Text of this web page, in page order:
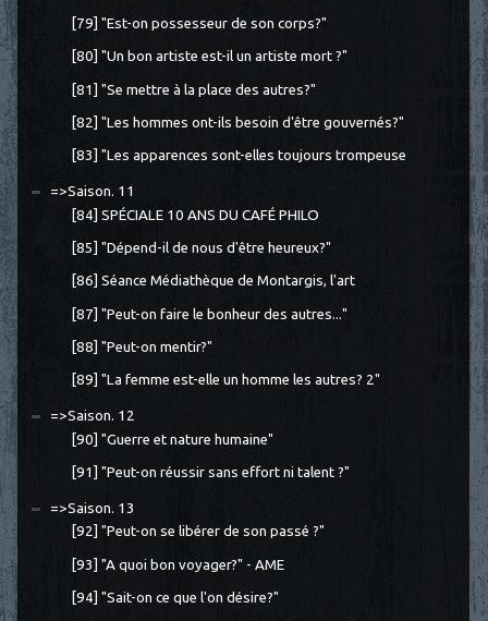
[79] "Est-on possesseur de son corps?"
[80] "Un bon artiste est-il un artiste mort ?"
[81] "Se mettre à la place des autres?"
[82] "Les hommes ont-ils besoin d'être gouvernés?"
[83] "Les apparences sont-elles toujours trompeuse
=>Saison. 11
[84] SPÉCIALE 10 ANS DU CAFÉ PHILO
[85] "Dépend-il de nous d'être heureux?"
[86] Séance Médiathèque de Montargis, l'art
[87] "Peut-on faire le bonheur des autres..."
[88] "Peut-on mentir?"
[89] "La femme est-elle un homme les autres? 2"
=>Saison. 12
[90] "Guerre et nature humaine"
[91] "Peut-on réussir sans effort ni talent ?"
=>Saison. 13
[92] "Peut-on se libérer de son passé ?"
[93] "A quoi bon voyager?" - AME
[94] "Sait-on ce que l'on désire?"